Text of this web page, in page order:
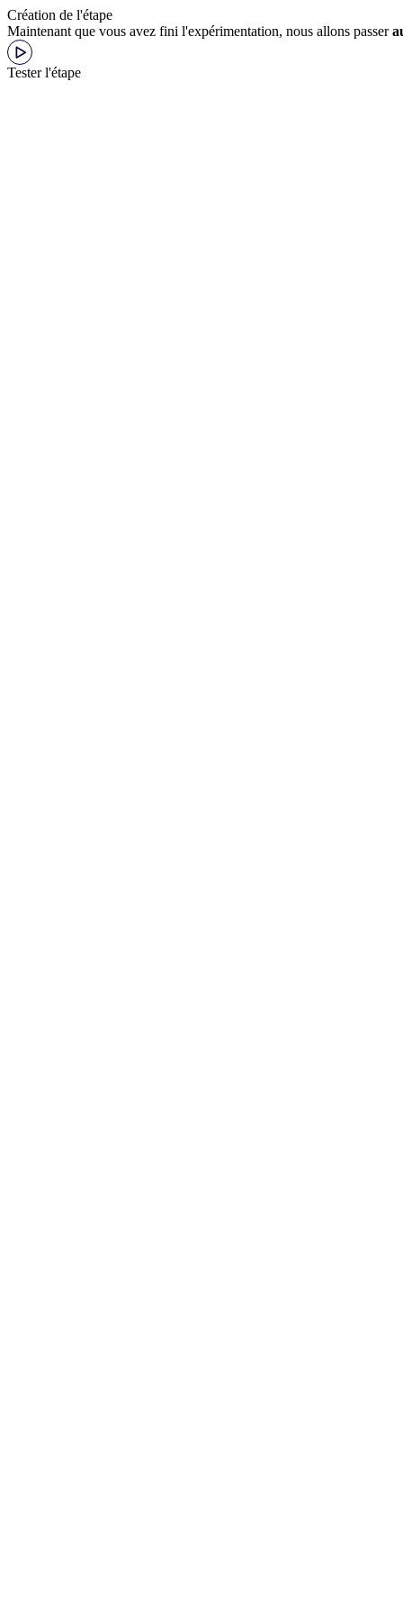
Création de l'étape
Maintenant que vous avez fini l'expérimentation, nous allons passer
Tester l'étape